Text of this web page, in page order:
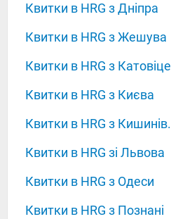
Квитки в HRG з Дніпра
Квитки в HRG з Жешува
Квитки в HRG з Катовіце
Квитки в HRG з Києва
Квитки в HRG з Кишинів.
Квитки в HRG зі Львова
Квитки в HRG з Одеси
Квитки в HRG з Познані